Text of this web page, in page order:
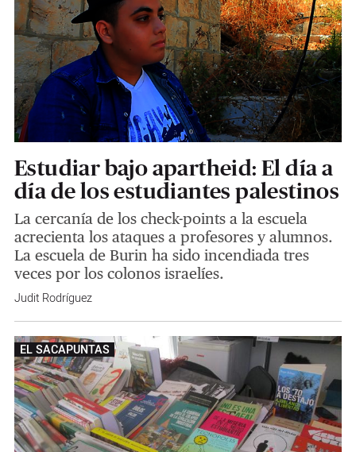
Estudiar bajo apartheid: El día a
día de los estudiantes palestinos
La cercanía de los check-points a la escuela
acrecienta los ataques a profesores y alumnos.
La escuela de Burin ha sido incendiada tres
veces por los colonos israelíes.
Judit Rodríguez
EL SACAPUNTAS